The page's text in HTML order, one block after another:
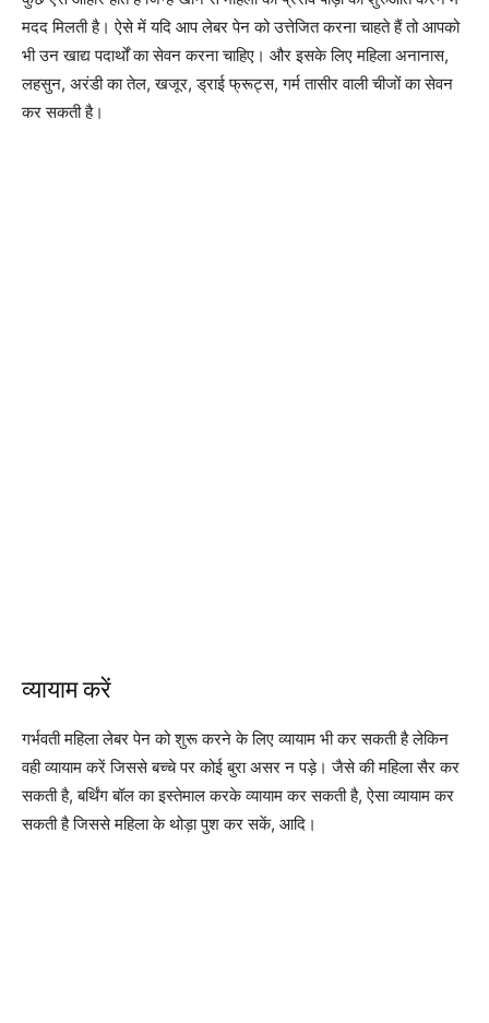
मदद मिलती है। ऐसे में यदि आप लेबर पेन को उत्तेजित करना चाहते हैं तो आपको
भी उन खाद्य पदार्थों का सेवन करना चाहिए। और इसके लिए महिला अनानास,
लहसुन, अरंडी का तेल, खजूर, ड्राई फ्रूट्स, गर्म तासीर वाली चीजों का सेवन
कर सकती है।
व्यायाम करें
गर्भवती महिला लेबर पेन को शुरू करने के लिए व्यायाम भी कर सकती है लेकिन
वही व्यायाम करें जिससे बच्चे पर कोई बुरा असर न पड़े। जैसे की महिला सैर कर
सकती है, बर्थिंग बॉल का इस्तेमाल करके व्यायाम कर सकती है, ऐसा व्यायाम कर
सकती है जिससे महिला के थोड़ा पुश कर सकें, आदि।